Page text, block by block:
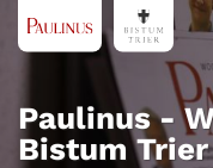
Zum Inhalt springen
Paulinus -
Bistum Trier